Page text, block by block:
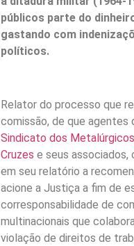
públicos parte do
gastando com
políticos.
Relator do processo que
comissão, de que agentes
Sindicato dos
Cruzes e seus associados,
em seu relatório a
acione a Justiça a fim de
corresponsabilidade de
multinacionais que
violação de direitos de